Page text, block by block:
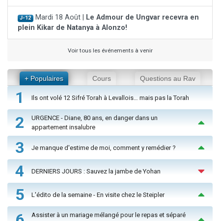
J-12 Mardi 18 Août |
Le Admour de Ungvar recevra en
plein Kikar de Natanya à Alonzo!
Voir tous les événements à venir
+ Populaires Cours Questions au Rav
1 Ils ont volé 12 Sifré Torah à Levallois… mais pas la Torah
2
URGENCE - Diane, 80 ans, en danger dans un
appartement insalubre
3 Je manque d'estime de moi, comment y remédier ?
4 DERNIERS JOURS : Sauvez la jambe de Yohan
5 L'édito de la semaine - En visite chez le Steipler
Assister à un mariage mélangé pour le repas et séparé